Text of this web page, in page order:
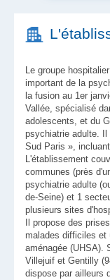
Le groupe
important de la
la fusion au 1er
Vallée, spécialisé
adolescents, et du
psychiatrie adulte.
Sud Paris »,
L'établissement
communes (près
psychiatrie adulte
de-Seine) et 1
plusieurs sites
Il propose des
malades difficiles et
aménagée (UHSA).
Villejuif et Gentilly
dispose par ailleurs